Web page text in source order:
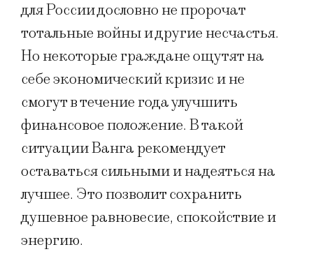
для России дословно не пророчат
тотальные войны и другие несчастья.
Но некоторые граждане ощутят на
себе экономический кризис и не
смогут в течение года улучшить
финансовое положение. В такой
ситуации Ванга рекомендует
оставаться сильными и надеяться на
лучшее. Это позволит сохранить
душевное равновесие, спокойствие и
энергию.